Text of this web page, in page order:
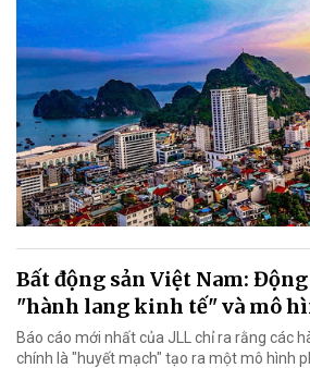
Bất động sản Việt Nam:
"hành lang kinh tế" và mô
Báo cáo mới nhất của JLL chỉ ra rằng các
chính là "huyết mạch" tạo ra một mô hình